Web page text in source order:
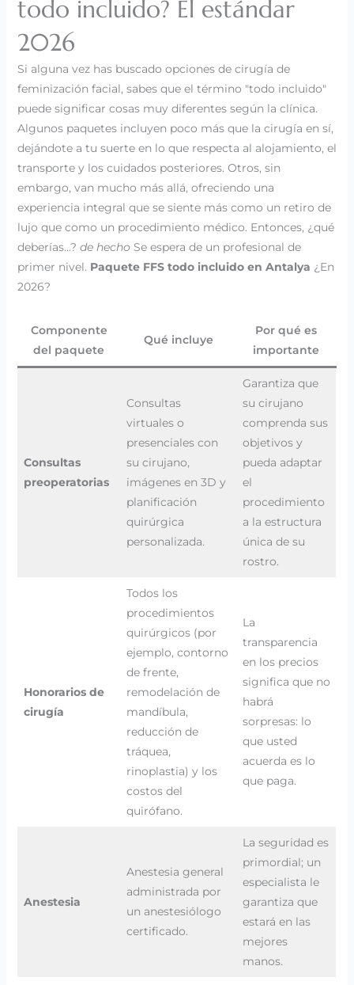
todo incluido? El estándar
2026
Si alguna vez has buscado opciones de cirugía de
feminización facial, sabes que el término "todo incluido"
puede significar cosas muy diferentes según la clínica.
Algunos paquetes incluyen poco más que la cirugía en sí,
dejándote a tu suerte en lo que respecta al alojamiento, el
transporte y los cuidados posteriores. Otros, sin
embargo, van mucho más allá, ofreciendo una
experiencia integral que se siente más como un retiro de
lujo que como un procedimiento médico. Entonces, ¿qué
deberías...? de hecho Se espera de un profesional de
primer nivel. Paquete FFS todo incluido en Antalya ¿En
2026?
Componente
del paquete
Qué incluye
Por qué es
importante
Consultas
preoperatorias
Consultas
virtuales o
presenciales con
su cirujano,
imágenes en 3D y
planificación
quirúrgica
personalizada.
Garantiza que
su cirujano
comprenda sus
objetivos y
pueda adaptar
el
procedimiento
a la estructura
única de su
rostro.
Honorarios de
cirugía
Todos los
procedimientos
quirúrgicos (por
ejemplo, contorno
de frente,
remodelación de
mandíbula,
reducción de
tráquea,
rinoplastia) y los
costos del
quirófano.
La
transparencia
en los precios
significa que no
habrá
sorpresas: lo
que usted
acuerda es lo
que paga.
Anestesia
Anestesia general
administrada por
un anestesiólogo
certificado.
La seguridad es
primordial; un
especialista le
garantiza que
estará en las
mejores
manos.